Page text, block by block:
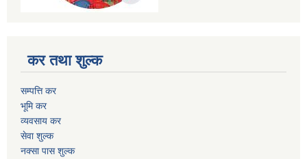
कर तथा शुल्क
सम्पत्ति कर
भूमि कर
व्यवसाय कर
सेवा शुल्क
नक्सा पास शुल्क